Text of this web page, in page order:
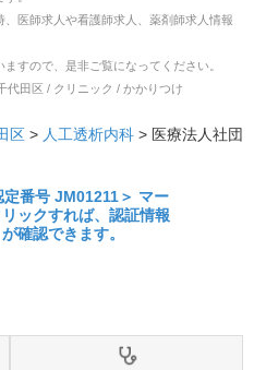
医師求人や看護師求人、薬剤師求人情報
すので、是非ご覧になってください。
代田区 / クリニック / かかりつけ
区 > 人工透析内科 > 医療法人社団